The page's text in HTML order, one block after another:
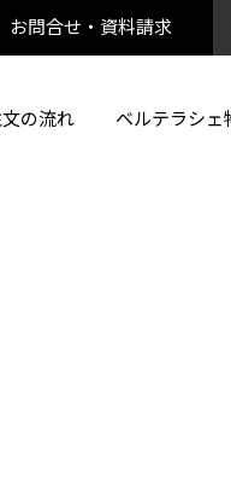
文の流れ ベルテラシェ
お問合せ・資料請求